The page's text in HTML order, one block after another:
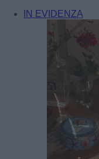
IN EVIDENZA